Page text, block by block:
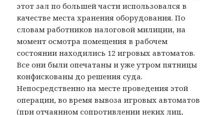
этот зал по большей части использовался в
качестве места хранения оборудования. По
словам работников налоговой милиции, на
момент осмотра помещения в рабочем
состоянии находились 12 игровых автоматов.
Все они были опечатаны и уже утром пятницы
конфискованы до решения суда.
Непосредственно на месте проведения этой
операции, во время вывоза игровых автоматов
(при отчаянном сопротивлении неких лиц,